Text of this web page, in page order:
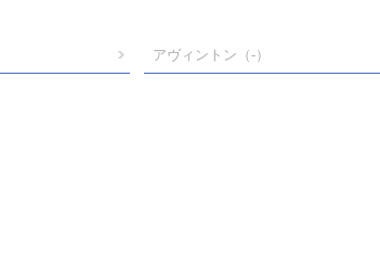
アヴィントン （-）